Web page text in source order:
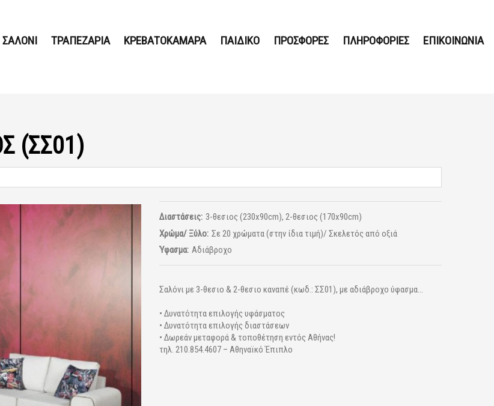
ΣΑΛΟΝΙ ΤΡΑΠΕΖΑΡΙΑ ΚΡΕΒΑΤΟΚΑΜΑΡΑ ΠΑΙΔΙΚΟ ΠΡΟΣΦΟΡΕΣ ΠΛΗΡΟΦΟΡΙΕΣ ΕΠΙΚΟΙΝΩΝΙΑ
(ΣΣ01)
Διαστάσεις: 3-θεσιος (230x90cm), 2-θεσιος (170x90cm)
Χρώμα/ Ξύλο: Σε 20 χρώματα (στην ίδια τιμή)/ Σκελετός από οξιά
Ύφασμα: Αδιάβροχο
Σαλόνι με 3-θεσιο & 2-θεσιο καναπέ (κωδ.: ΣΣ01), με αδιάβροχο ύφασμα...
• Δυνατότητα επιλογής υφάσματος
• Δυνατότητα επιλογής διαστάσεων
• Δωρεάν μεταφορά & τοποθέτηση εντός Αθήνας!
τηλ. 210.854.4607 – Αθηναϊκό Έπιπλο